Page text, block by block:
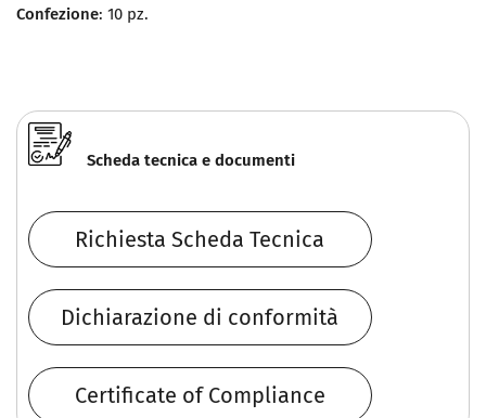
Confezione: 10 pz.
Scheda tecnica e documenti
Richiesta Scheda Tecnica
Dichiarazione di conformità
Certificate of Compliance